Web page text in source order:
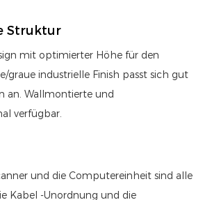
Struktur
mit optimierter Höhe für den
graue industrielle Finish passt sich gut
an. Wallmontierte und
verfügbar.
und die Computereinheit sind alle
Kabel -Unordnung und die